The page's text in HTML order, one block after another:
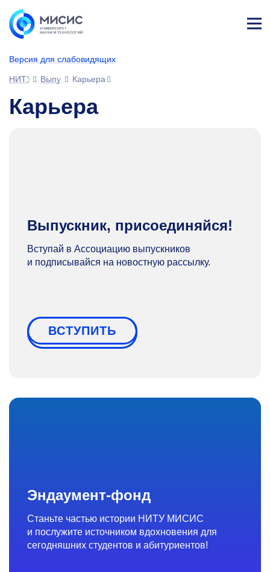
Версия для слабовидящих
НИТУ МИСИСВыпускникам
Карьера
Карьера
Выпускник, присоединяйся!
Вступай в Ассоциацию выпускников
и подписывайся на новостную рассылку.
ВСТУПИТЬ
Эндаумент-фонд
Станьте частью истории НИТУ МИСИС
и послужите источником вдохновения для
сегодняшних студентов и абитуриентов!